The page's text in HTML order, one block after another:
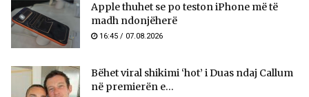
Apple thuhet se po teston iPhone më të
madh ndonjëherë
16:45 / 07.08.2026
Bëhet viral shikimi ‘hot’ i Duas ndaj Callum
në premierën e...